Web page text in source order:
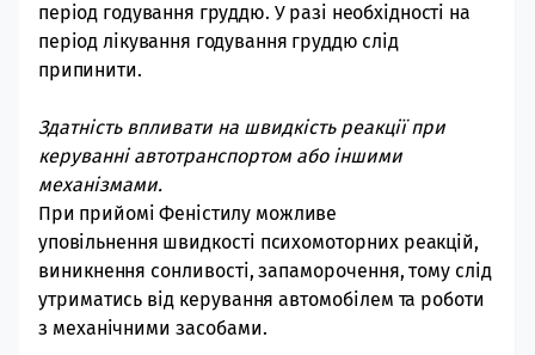
період годування груддю. У разі необхідності на
період лікування годування груддю слід
припинити.
Здатність впливати на швидкість реакції при
керуванні автотранспортом або іншими
механізмами.
При прийомі Феністилу можливе
уповільнення швидкості психомоторних реакцій,
виникнення сонливості, запаморочення, тому слід
утриматись від керування автомобілем та роботи
з механічними засобами.